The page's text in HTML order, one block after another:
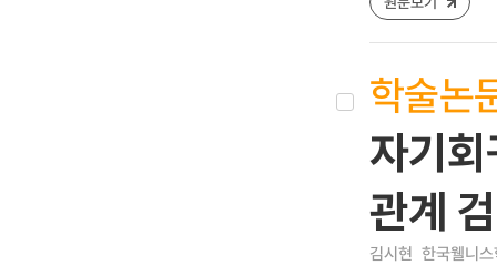
학술논
자기
관계
김시현 한국웰니